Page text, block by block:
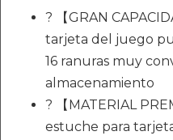
? 【GRAN
tarjeta del juego
16 ranuras muy
almacenamiento
? 【MATERIAL
estuche para